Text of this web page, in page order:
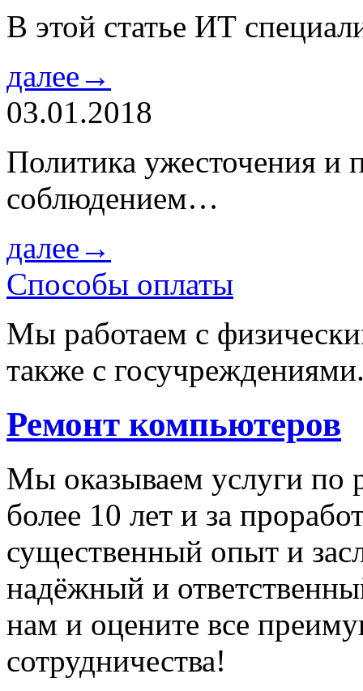
В этой статье ИТ
далее→
03.01.2018
Политика ужесточения и
соблюдением…
далее→
Способы оплаты
Мы работаем с
также с
Ремонт компьютеров
Мы оказываем услуги по
более 10 лет и за
существенный опыт и
надёжный и
нам и оцените все
сотрудничества!